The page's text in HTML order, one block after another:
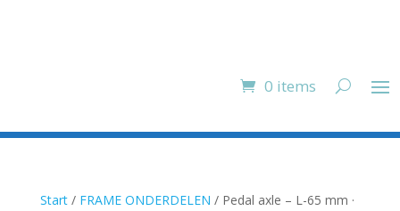
0 items
Start/ FRAME ONDERDELEN / Pedal axle – L-65 mm ·